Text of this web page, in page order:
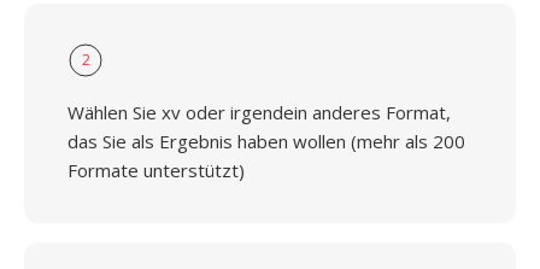
2
Wählen Sie xv oder irgendein anderes Format,
das Sie als Ergebnis haben wollen (mehr als 200
Formate unterstützt)